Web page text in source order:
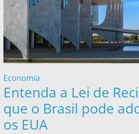
Economia
Entenda a Lei de
que o Brasil pode
os EUA